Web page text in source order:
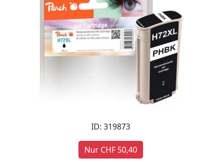
ID: 319873
Nur CHF 50,40